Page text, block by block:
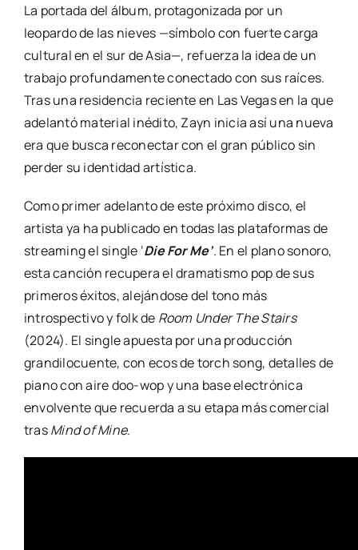
La portada del álbum, protagonizada por un
leopardo de las nieves —símbolo con fuerte carga
cultural en el sur de Asia—, refuerza la idea de un
trabajo profundamente conectado con sus raíces.
Tras una residencia reciente en Las Vegas en la que
adelantó material inédito, Zayn inicia así una nueva
era que busca reconectar con el gran público sin
perder su identidad artística.
Como primer adelanto de este próximo disco, el
artista ya ha publicado en todas las plataformas de
streaming el single ‘Die For Me’. En el plano sonoro,
esta canción recupera el dramatismo pop de sus
primeros éxitos, alejándose del tono más
introspectivo y folk de Room Under The Stairs
(2024). El single apuesta por una producción
grandilocuente, con ecos de torch song, detalles de
piano con aire doo-wop y una base electrónica
envolvente que recuerda a su etapa más comercial
trasMind of Mine.